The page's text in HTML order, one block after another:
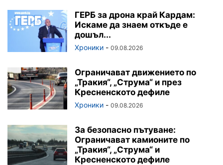
ГЕРБ за дрона край Кардам:
Искаме да знаем откъде е
дошъл...
Хроники - 09.08.2026
Ограничават движението по
„Тракия“, „Струма“ и през
Кресненското дефиле
Хроники - 09.08.2026
За безопасно пътуване:
Ограничават камионите по
„Тракия“, „Струма“ и
Кресненското дефиле